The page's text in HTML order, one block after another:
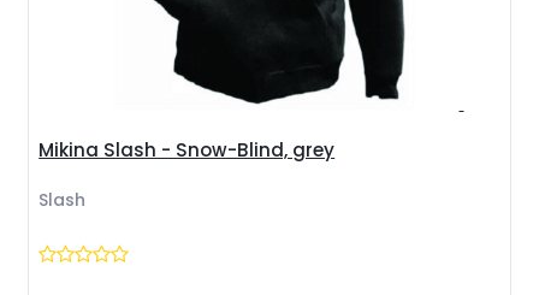
Mikina Slash - Snow-Blind, grey
Slash